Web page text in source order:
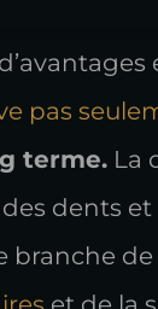
pas
terme. La
dents
branche de